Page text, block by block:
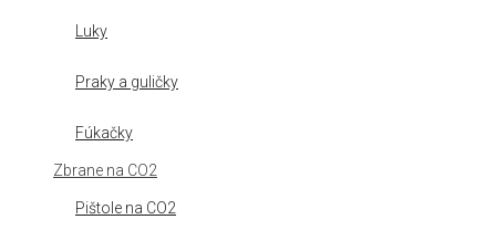
Luky
Praky a guličky
Fúkačky
Zbrane na CO2
Pištole na CO2